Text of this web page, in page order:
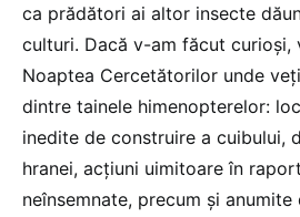
ca prădători ai altor insecte
culturi. Dacă v-am făcut curioși,
Noaptea Cercetătorilor unde
dintre tainele himenopterelor:
inedite de construire a cuibului,
hranei, acțiuni uimitoare în
neînsemnate, precum și